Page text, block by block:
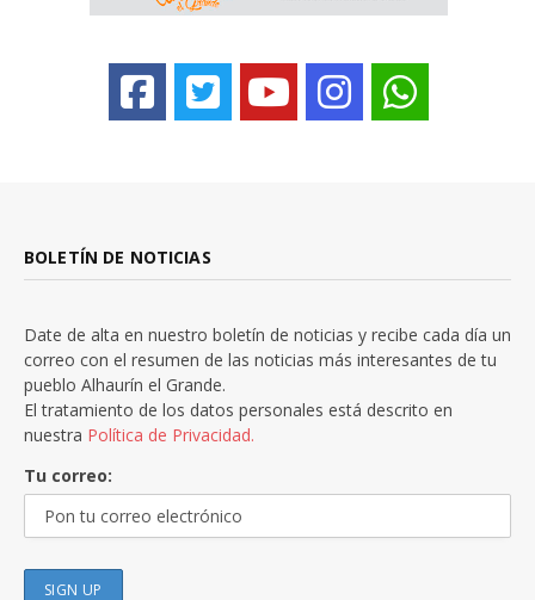
BOLETÍN DE NOTICIAS
Date de alta en nuestro boletín de noticias y recibe cada día un
correo con el resumen de las noticias más interesantes de tu
pueblo Alhaurín el Grande.
El tratamiento de los datos personales está descrito en
nuestra Política de Privacidad.
Tu correo: